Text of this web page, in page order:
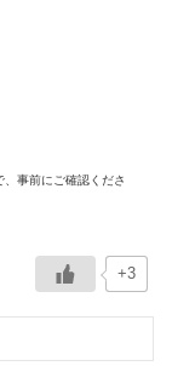
事前にご確認くださ
+3